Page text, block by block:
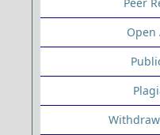
Peer
Open